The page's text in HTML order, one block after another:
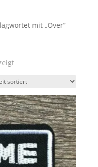
mit „Over“